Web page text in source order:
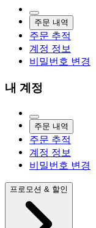
주문 내역
주문 추적
계정 정보
비밀번호 변경
내 계정
주문 내역
주문 추적
계정 정보
비밀번호 변경
프로모션 & 할인